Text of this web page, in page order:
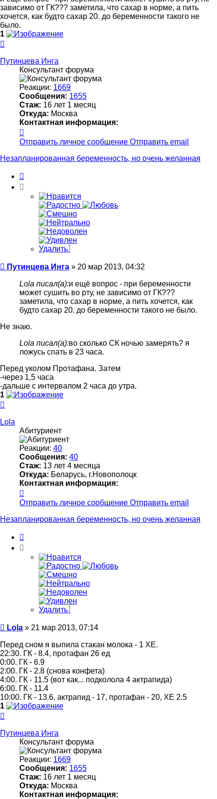
зависимо от ГК??? заметила, что сахар в норме, а пить
хочется, как будто сахар 20. до беременности такого не
было.
1
началу
Путинцева Инга
Консультант форума
Реакции: 1669
Сообщения: 1655
Стаж: 16 лет 1 месяц
Откуда: Москва
Контактная информация:
информация
пользователя
Путинцева
Отправить личное сообщение Отправить email
Незапланированная беременность, но очень желанная
Удалить
Сообщение
Путинцева Инга » 20 мар 2013, 04:32
Lola писал(а):и ещё вопрос - при беременности
может сушить во рту, не зависимо от ГК???
заметила, что сахар в норме, а пить хочется, как
будто сахар 20. до беременности такого не было.
Не знаю.
Lola писал(а):во сколько СК ночью замерять? я
ложусь спать в 23 часа.
Перед уколом Протафана. Затем
-через 1,5 часа
-дальше с интервалом 2 часа до утра.
1
началу
Lola
Абитуриент
Реакции: 40
Сообщения: 40
Стаж: 13 лет 4 месяца
Откуда: Беларусь, г.Новополоцк
Контактная информация:
информация
пользователя
Lola
Отправить личное сообщение Отправить email
Незапланированная беременность, но очень желанная
Удалить
Сообщение
Lola » 21 мар 2013, 07:14
Перед сном я выпила стакан молока - 1 ХЕ.
22:30. ГК - 8.4, протафан 26 ед
0:00. ГК - 6.9
2:00. ГК - 2.8 (снова конфета)
4:00. ГК - 11.5 (вот как... подколола 4 актрапида)
6:00. ГК - 11.4
10:00. ГК - 13.6, актрапид - 17, протафан - 20, ХЕ 2.5
1
началу
Путинцева Инга
Консультант форума
Реакции: 1669
Сообщения: 1655
Стаж: 16 лет 1 месяц
Откуда: Москва
Контактная информация: